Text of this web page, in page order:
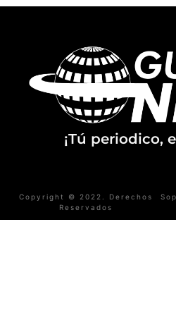
¡Tú periodico,
Copyright © 2022. Derechos
Reservados